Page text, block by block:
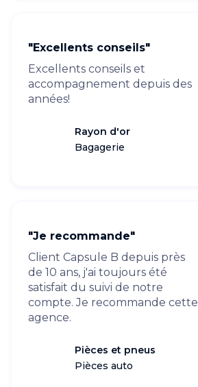
"Excellents conseils"
Excellents conseils et
accompagnement depuis des
années!
Rayon d'or
Bagagerie
"Je recommande"
Client Capsule B depuis près
de 10 ans, j'ai toujours été
satisfait du suivi de notre
compte. Je recommande cette
agence.
Pièces et pneus
Pièces auto